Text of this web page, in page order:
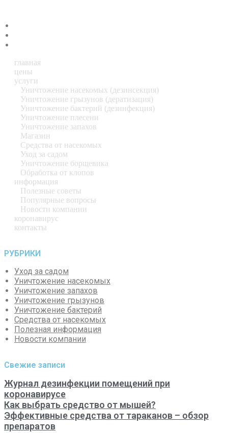
главная
цены
услуги
Уничтожение насекомых (дезинсекция)
Уничтожение грызунов (дератизация)
Уничтожение бактерий (дезинфекция)
Уничтожение плесени
Уничтожение запахов
Магазин
Средства от насекомых
Уход за садом
Уничтожение борщевика
Обработка от клопов
информация
Полезные советы
Популярные вопросы
Новости компании
коронавирус
контакты
РУБРИКИ
Уход за садом
Уничтожение насекомых
Уничтожение запахов
Уничтожение грызунов
Уничтожение бактерий
Средства от насекомых
Полезная информация
Новости компании
Свежие записи
Журнал дезинфекции помещений при
коронавирусе
Как выбрать средство от мышей?
Эффективные средства от тараканов – обзор
препаратов